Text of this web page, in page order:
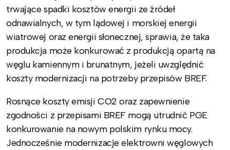
trwające spadki kosztów energii ze źródeł
odnawialnych, w tym lądowej i morskiej energii
wiatrowej oraz energii słonecznej, sprawia, że taka
produkcja może konkurować z produkcją opartą na
węglu kamiennym i brunatnym, jeżeli uwzględnić
koszty modernizacji na potrzeby przepisów BREF.
Rosnące koszty emisji CO2 oraz zapewnienie
zgodności z przepisami BREF mogą utrudnić PGE
konkurowanie na nowym polskim rynku mocy.
Jednocześnie modernizacje elektrowni węglowych